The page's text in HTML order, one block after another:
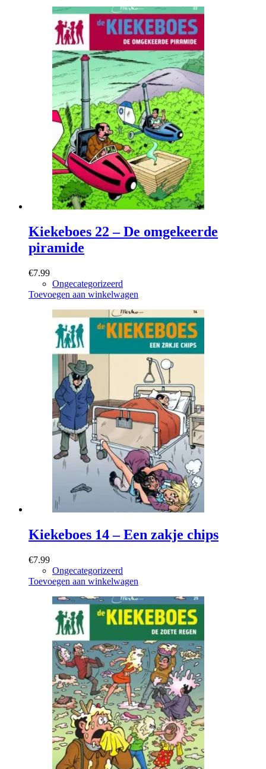
Kiekeboes 22 – De omgekeerde
piramide
€7.99
Ongecategorizeerd
Toevoegen aan winkelwagen
Kiekeboes 14 – Een zakje chips
€7.99
Ongecategorizeerd
Toevoegen aan winkelwagen